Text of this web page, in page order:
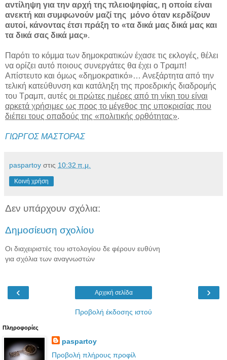
αντίληψη για την αρχή της πλειοψηφίας, η οποία είναι
ανεκτή και συμφωνούν μαζί της μόνο όταν κερδίζουν
αυτοί, κάνοντας έτσι πράξη το «τα δικά μας δικά μας και
τα δικά σας δικά μας».
Παρότι το κόμμα των δημοκρατικών έχασε τις εκλογές, θέλει
να ορίζει αυτό ποιους συνεργάτες θα έχει ο Τραμπ!
Απίστευτο και όμως «δημοκρατικό»… Ανεξάρτητα από την
τελική κατεύθυνση και κατάληξη της προεδρικής διαδρομής
του Τραμπ, αυτές οι πρώτες ημέρες από τη νίκη του είναι
αρκετά χρήσιμες ως προς το μέγεθος της υποκρισίας που
διέπει τους οπαδούς της «πολιτικής ορθότητας».
ΓΙΩΡΓΟΣ ΜΑΣΤΟΡΑΣ
paspartoy στις 10:32 π.μ.
Κοινή χρήση
Δεν υπάρχουν σχόλια:
Δημοσίευση σχολίου
Οι διαχειριστές του ιστολογίου δε φέρουν ευθύνη
για σχόλια των αναγνωστών
‹ ›
Αρχική σελίδα
Προβολή έκδοσης ιστού
Πληροφορίες
paspartoy
Προβολή πλήρους προφίλ